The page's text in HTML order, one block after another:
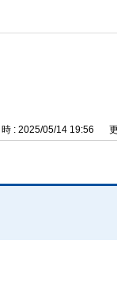
: 2025/05/14 19:56